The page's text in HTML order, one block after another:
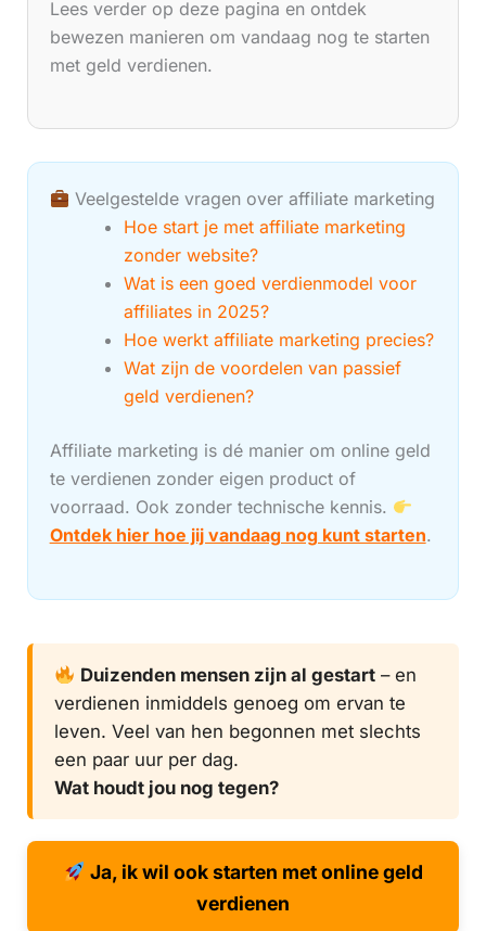
Lees verder op deze pagina en ontdek
bewezen manieren om vandaag nog te starten
met geld verdienen.
Veelgestelde vragen over affiliate marketing
Hoe start je met affiliate marketing
zonder website?
Wat is een goed verdienmodel voor
affiliates in 2025?
Hoe werkt affiliate marketing precies?
Wat zijn de voordelen van passief
geld verdienen?
Affiliate marketing is dé manier om online geld
te verdienen zonder eigen product of
voorraad. Ook zonder technische kennis.
Ontdek hier hoe jij vandaag nog kunt starten.
Duizenden mensen zijn al gestart– en
verdienen inmiddels genoeg om ervan te
leven. Veel van hen begonnen met slechts
een paar uur per dag.
Wat houdt jou nog tegen?
Ja, ik wil ook starten met online geld
verdienen